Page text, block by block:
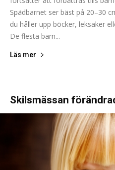
Spädbarnet ser bäst på 20–30
du håller upp böcker, leksaker
De flesta barn...
Läs mer
Skilsmässan